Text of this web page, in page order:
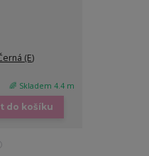
(E)
🌈 Skladem 4.4 m
do košíku